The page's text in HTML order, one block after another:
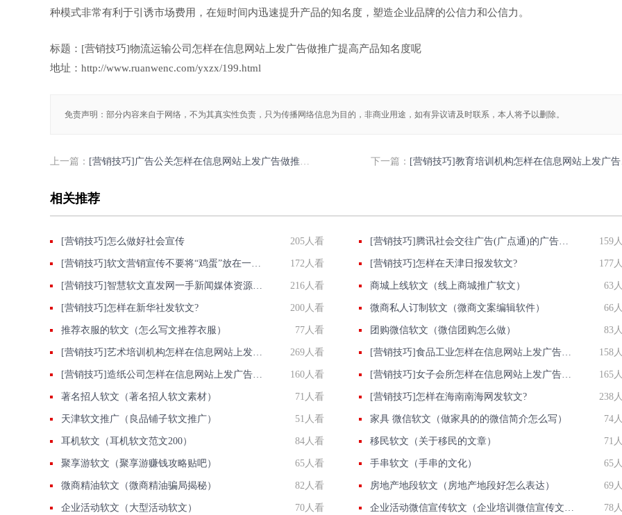
种模式非常有利于引诱市场费用，在短时间内迅速提升产品的知名度，塑造企业品牌的公信力和公信力。
标题：[营销技巧]物流运输公司怎样在信息网站上发广告做推广提高产品知名度呢
地址：http://www.ruanwenc.com/yxzx/199.html
免责声明：部分内容来自于网络，不为其真实性负责，只为传播网络信息为目的，非商业用途，如有异议请及时联系，本人将予以删除。
上一篇： [营销技巧]广告公关怎样在信息网站上发广告做推广提高产品知名度呢 下一篇： [营销技巧]教育培训机构怎样在信息网站上发广告做推广提高产品知名度呢
相关推荐
[营销技巧]怎么做好社会宣传 205人看 [营销技巧]腾讯社会交往广告(广点通)的广告格式及资源位 159
[营销技巧]软文营销宣传不要将“鸡蛋”放在一个篮子里 172人看 [营销技巧]怎样在天津日报发软文? 177
[营销技巧]智慧软文直发网一手新闻媒体资源整个网络低价无需代理费媒体采购好帮手 216人看 商城上线软文（线上商城推广软文） 63
[营销技巧]怎样在新华社发软文? 200人看 微商私人订制软文（微商文案编辑软件） 66
推荐衣服的软文（怎么写文推荐衣服） 77人看 团购微信软文（微信团购怎么做） 83
[营销技巧]艺术培训机构怎样在信息网站上发广告做推广提高产品知名度呢 269人看 [营销技巧]食品工业怎样在信息网站上发广告做推广提高产品知名度呢 158
[营销技巧]造纸公司怎样在信息网站上发广告做推广提高销量产品知名度呢 160人看 [营销技巧]女子会所怎样在信息网站上发广告做推广提高产品知名度呢 165
著名招人软文（著名招人软文素材） 71人看 [营销技巧]怎样在海南南海网发软文? 238
天津软文推广（良品铺子软文推广） 51人看 家具 微信软文（做家具的的微信简介怎么写） 74
耳机软文（耳机软文范文200） 84人看 移民软文（关于移民的文章） 71
聚享游软文（聚享游赚钱攻略贴吧） 65人看 手串软文（手串的文化） 65
微商精油软文（微商精油骗局揭秘） 82人看 房地产地段软文（房地产地段好怎么表达） 69
企业活动软文（大型活动软文） 70人看 企业活动微信宣传软文（企业培训微信宣传文案） 78